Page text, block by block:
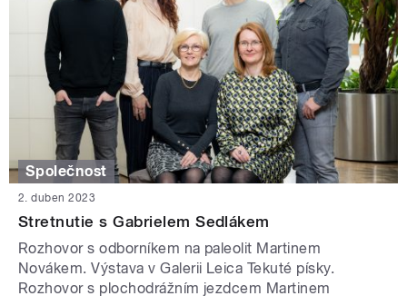
Společnost
2. duben 2023
Stretnutie s Gabrielem Sedlákem
Rozhovor s odborníkem na paleolit Martinem
Novákem. Výstava v Galerii Leica Tekuté písky.
Rozhovor s plochodrážním jezdcem Martinem